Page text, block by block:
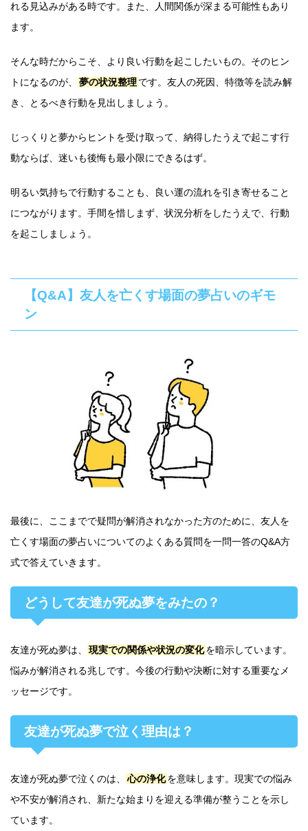
れる見込みがある時です。また、人間関係が深まる可能性もあり
ます。
そんな時だからこそ、より良い行動を起こしたいもの。そのヒン
トになるのが、
夢の状況整理です。友人の死因、特徴等を読み解
き、とるべき行動を見出しましょう。
じっくりと夢からヒントを受け取って、納得したうえで起こす行
動ならば、迷いも後悔も最小限にできるはず。
明るい気持ちで行動することも、良い運の流れを引き寄せること
につながります。手間を惜しまず、状況分析をしたうえで、行動
を起こしましょう。
【Q&A】友人を亡くす場面の夢占いのギモ
ン
最後に、ここまでで疑問が解消されなかった方のために、友人を
亡くす場面の夢占いについてのよくある質問を一問一答のQ&A方
式で答えていきます。
どうして友達が死ぬ夢をみたの？
友達が死ぬ夢は、 現実での関係や状況の変化を暗示しています。
悩みが解消される兆しです。今後の行動や決断に対する重要なメ
ッセージです。
友達が死ぬ夢で泣く理由は？
友達が死ぬ夢で泣くのは、 心の浄化を意味します。現実での悩み
や不安が解消され、新たな始まりを迎える準備が整うことを示し
ています。